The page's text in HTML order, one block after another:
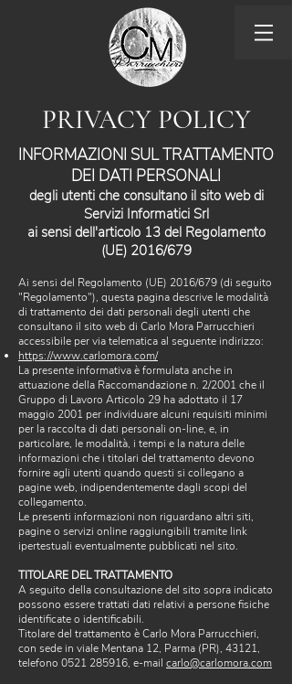
PRIVACY POLICY
INFORMAZIONI SUL TRATTAMENTO
DEI DATI PERSONALI
degli utenti che consultano il sito web di
Servizi Informatici Srl
ai sensi dell'articolo 13 del Regolamento
(UE) 2016/679
Ai sensi del Regolamento (UE) 2016/679 (di seguito
"Regolamento"), questa pagina descrive le modalità
di trattamento dei dati personali degli utenti che
consultano il sito web di Carlo Mora Parrucchieri
accessibile per via telematica al seguente indirizzo:
https://www.carlomora.com/
La presente informativa è formulata anche in
attuazione della Raccomandazione n. 2/2001 che il
Gruppo di Lavoro Articolo 29 ha adottato il 17
maggio 2001 per individuare alcuni requisiti minimi
per la raccolta di dati personali on-line, e, in
particolare, le modalità, i tempi e la natura delle
informazioni che i titolari del trattamento devono
fornire agli utenti quando questi si collegano a
pagine web, indipendentemente dagli scopi del
collegamento.
Le presenti informazioni non riguardano altri siti,
pagine o servizi online raggiungibili tramite link
ipertestuali eventualmente pubblicati nel sito.
TITOLARE DEL TRATTAMENTO
A seguito della consultazione del sito sopra indicato
possono essere trattati dati relativi a persone fisiche
identificate o identificabili.
Titolare del trattamento è Carlo Mora Parrucchieri,
con sede in viale Mentana 12, Parma (PR), 43121,
telefono 0521 285916, e-mail carlo@carlomora.com